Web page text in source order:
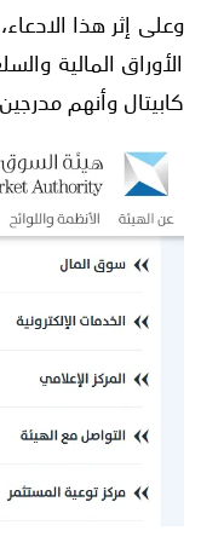
الأوراق المالية
كابيتال وأنهم